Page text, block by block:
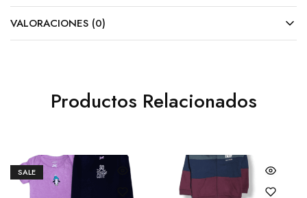
VALORACIONES (0)
Productos Relacionados
SALE